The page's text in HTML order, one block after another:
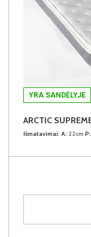
YRA SANDĖLYJE
ARCTIC
Išmatavimai: A: 22cm P: